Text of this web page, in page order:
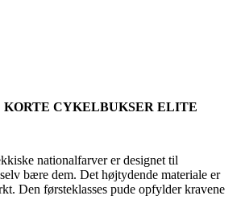
bære dem. Det højtydende materiale er